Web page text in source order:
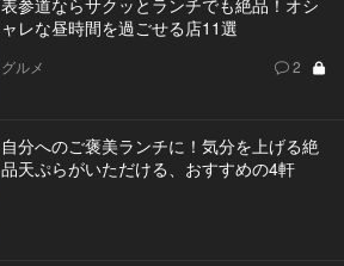
ャレな昼時間を過ごせる店11選
グルメ 2
自分へのご褒美ランチに！気分を上げる絶
品天ぷらがいただける、おすすめの4軒